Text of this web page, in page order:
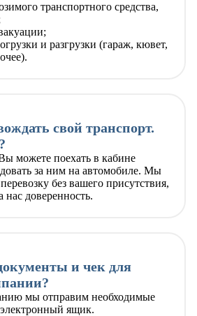
транспортного средства,
и разгрузки (гараж, кювет,
свой транспорт.
можете поехать в кабине
за ним на автомобиле. Мы
без вашего присутствия,
нас доверенность.
и чек для
мы отправим необходимые
ящик.